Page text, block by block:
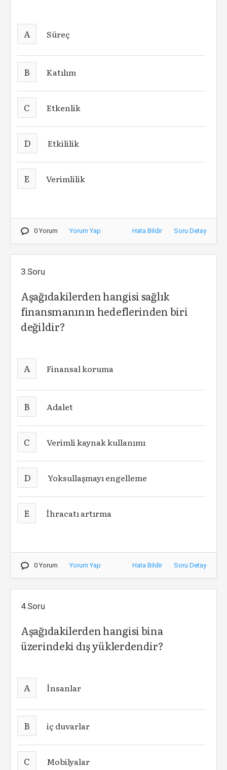
A Süreç
B Katılım
C Etkenlik
D Etkililik
E Verimlilik
0 Yorum Yorum Yap Hata Bildir Soru Detay
3.Soru
Aşağıdakilerden hangisi sağlık
finansmanının hedeflerinden biri
değildir?
A Finansal koruma
B Adalet
C Verimli kaynak kullanımı
D Yoksullaşmayı engelleme
E İhracatı artırma
0 Yorum Yorum Yap Hata Bildir Soru Detay
4.Soru
Aşağıdakilerden hangisi bina
üzerindeki dış yüklerdendir?
A İnsanlar
B iç duvarlar
C Mobilyalar